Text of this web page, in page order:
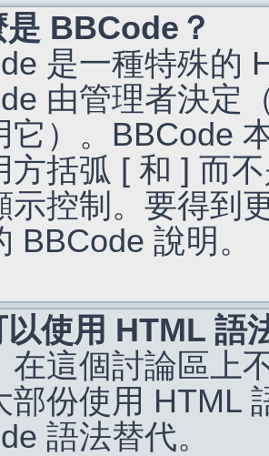
是 BBCode？
是一種特殊的
由管理者決定
它）。BBCode
方括弧 [ 和 ] 而
示控制。要得到
BBCode 說明。
以使用 HTML 語
在這個討論區上
部份使用 HTML
語法替代。